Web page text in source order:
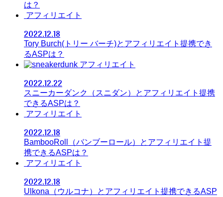
は？
アフィリエイト
2022.12.18
Tory Burch(トリー バーチ)とアフィリエイト提携でき
るASPは？
アフィリエイト
2022.12.22
スニーカーダンク（スニダン）とアフィリエイト提携
できるASPは？
アフィリエイト
2022.12.18
BambooRoll（バンブーロール）とアフィリエイト提
携できるASPは？
アフィリエイト
2022.12.18
Ulkona（ウルコナ）とアフィリエイト提携できるASP